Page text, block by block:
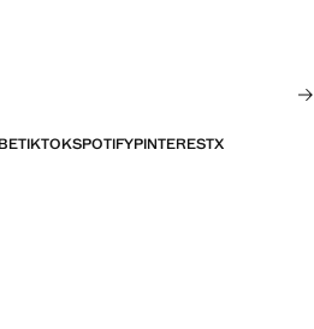
TIKTOKSPOTIFYPINTERESTX